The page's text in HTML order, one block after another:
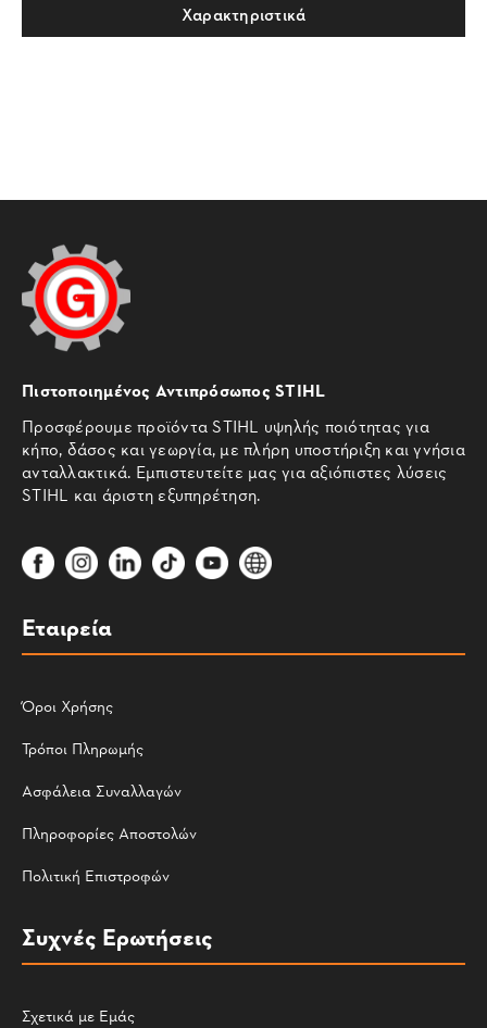
Χαρακτηριστικά
Πιστοποιημένος Αντιπρόσωπος STIHL
Προσφέρουμε προϊόντα STIHL υψηλής ποιότητας για
κήπο, δάσος και γεωργία, με πλήρη υποστήριξη και γνήσια
ανταλλακτικά. Εμπιστευτείτε μας για αξιόπιστες λύσεις
STIHL και άριστη εξυπηρέτηση.
Εταιρεία
Όροι Χρήσης
Τρόποι Πληρωμής
Ασφάλεια Συναλλαγών
Πληροφορίες Αποστολών
Πολιτική Επιστροφών
Συχνές Ερωτήσεις
Σχετικά με Εμάς